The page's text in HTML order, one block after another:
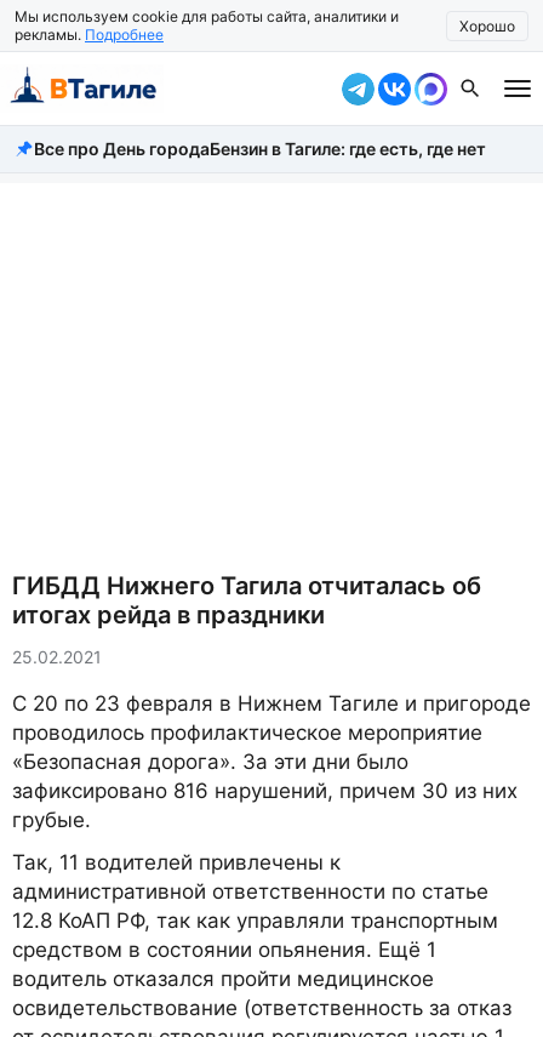
Мы используем cookie для работы сайта, аналитики и
рекламы. Подробнее Хорошо
Все новости
Все про День городаБензин в Тагиле: где есть, где нет
ГИБДД Нижнего Тагила отчиталась об
итогах рейда в праздники
25.02.2021
С 20 по 23 февраля в Нижнем Тагиле и пригороде
проводилось профилактическое мероприятие
«Безопасная дорога». За эти дни было
зафиксировано 816 нарушений, причем 30 из них
грубые.
Так, 11 водителей привлечены к
административной ответственности по статье
12.8 КоАП РФ, так как управляли транспортным
средством в состоянии опьянения. Ещё 1
водитель отказался пройти медицинское
освидетельствование (ответственность за отказ